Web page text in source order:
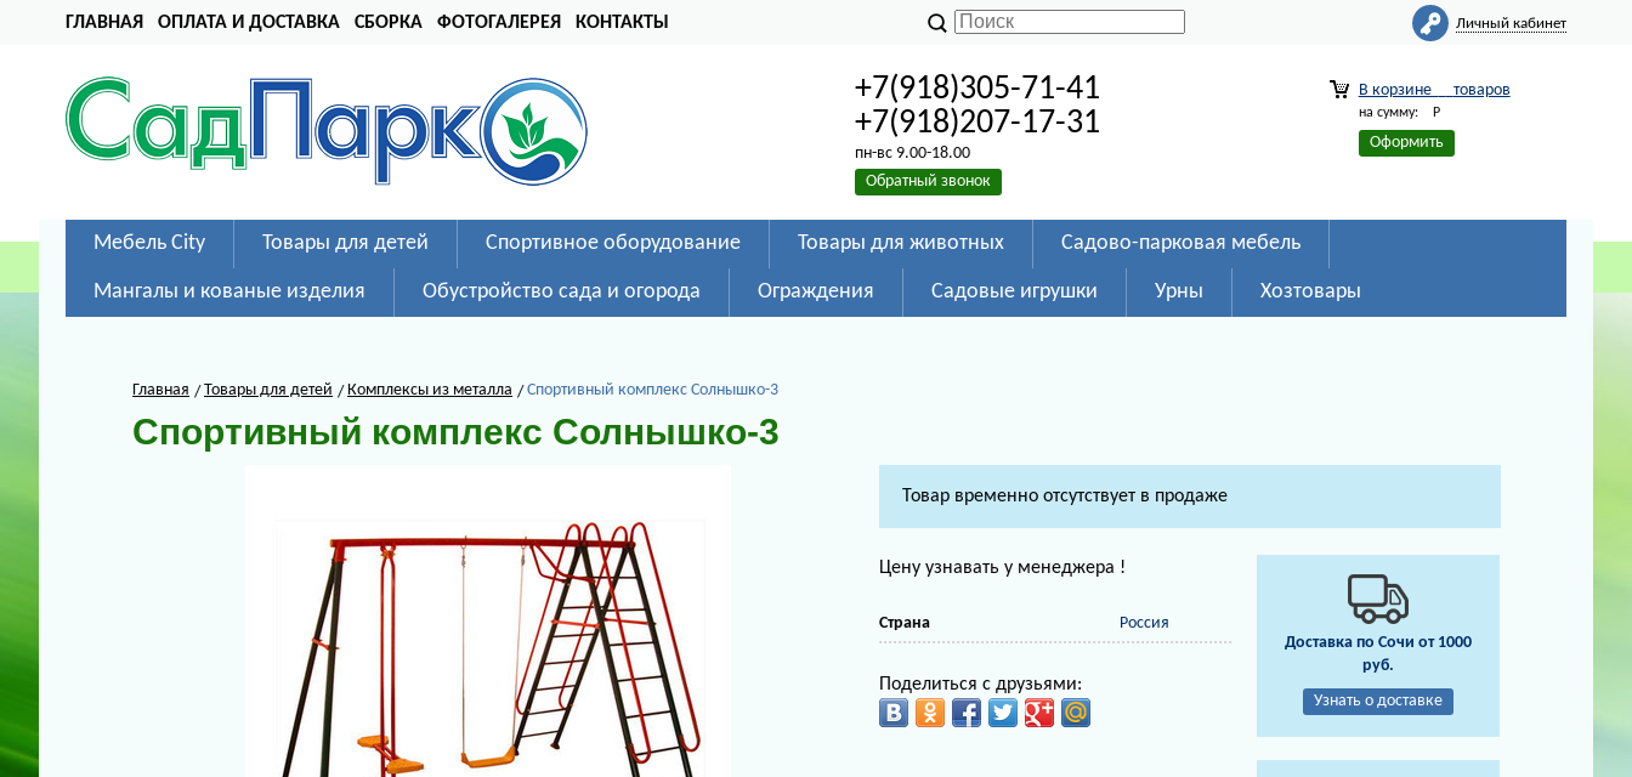
ГЛАВНАЯ ОПЛАТА И ДОСТАВКА СБОРКА ФОТОГАЛЕРЕЯ КОНТАКТЫ Личный кабинет
+7(918)305-71-41
+7(918)207-17-31
пн-вс 9.00-18.00
Обратный звонок
В корзине товаров
на сумму: Р
Оформить
Мебель City Товары для детей Спортивное оборудование Товары для животных Садово-парковая мебель
Мангалы и кованые изделия Обустройство сада и огорода Ограждения Садовые игрушки Урны Хозтовары
Главная Товары для детей Комплексы из металла Спортивный комплекс Солнышко-3
Спортивный комплекс Солнышко-3
Товар временно отсутствует в продаже
Цену узнавать у менеджера !
Страна Россия
Поделиться с друзьями:
Доставка по Сочи от 1000
руб.
Узнать о доставке